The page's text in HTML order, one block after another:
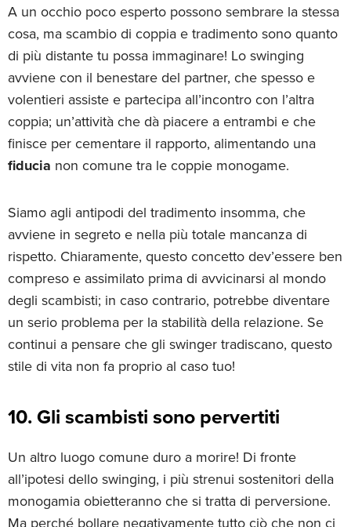
A un occhio poco esperto possono sembrare la stessa
cosa, ma scambio di coppia e tradimento sono quanto
di più distante tu possa immaginare! Lo swinging
avviene con il benestare del partner, che spesso e
volentieri assiste e partecipa all’incontro con l’altra
coppia; un’attività che dà piacere a entrambi e che
finisce per cementare il rapporto, alimentando una
fiducia non comune tra le coppie monogame.
Siamo agli antipodi del tradimento insomma, che
avviene in segreto e nella più totale mancanza di
rispetto. Chiaramente, questo concetto dev’essere ben
compreso e assimilato prima di avvicinarsi al mondo
degli scambisti; in caso contrario, potrebbe diventare
un serio problema per la stabilità della relazione. Se
continui a pensare che gli swinger tradiscano, questo
stile di vita non fa proprio al caso tuo!
10. Gli scambisti sono pervertiti
Un altro luogo comune duro a morire! Di fronte
all’ipotesi dello swinging, i più strenui sostenitori della
monogamia obietteranno che si tratta di perversione.
Ma perché bollare negativamente tutto ciò che non ci